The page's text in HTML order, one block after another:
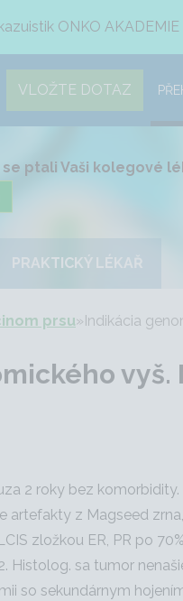
ONKO
VLOŽTE DOTAZ
ptali Vaši kolegové
PRAKTICKÝ LÉKAŘ
prsu»Indikácia
vyš.
2 roky bez
artefakty z Magseed
zložkou ER, PR po
Histolog. sa tumor
so sekundárnym